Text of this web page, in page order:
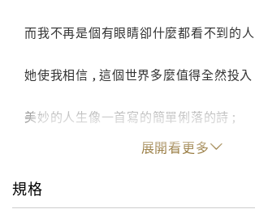
而我不再是個有眼睛卻什麼都看不到的
她使我相信 , 這個世界多麼值得全然投入
美妙的人生像一首寫的簡單俐落的詩 ;
如果可以做個華貴雍容的女皇 ,
為什麼要做個惶惶茫茫的囚徒 ?
展開看更多
規格